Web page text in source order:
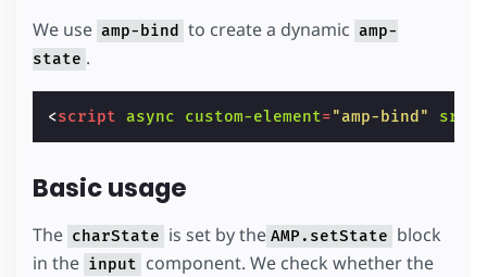
We use amp-bind to create a dynamic amp-
state .
<script async custom-element="amp-bind" src
Basic usage
The charState is set by the AMP.setState block
in the input component. We check whether the